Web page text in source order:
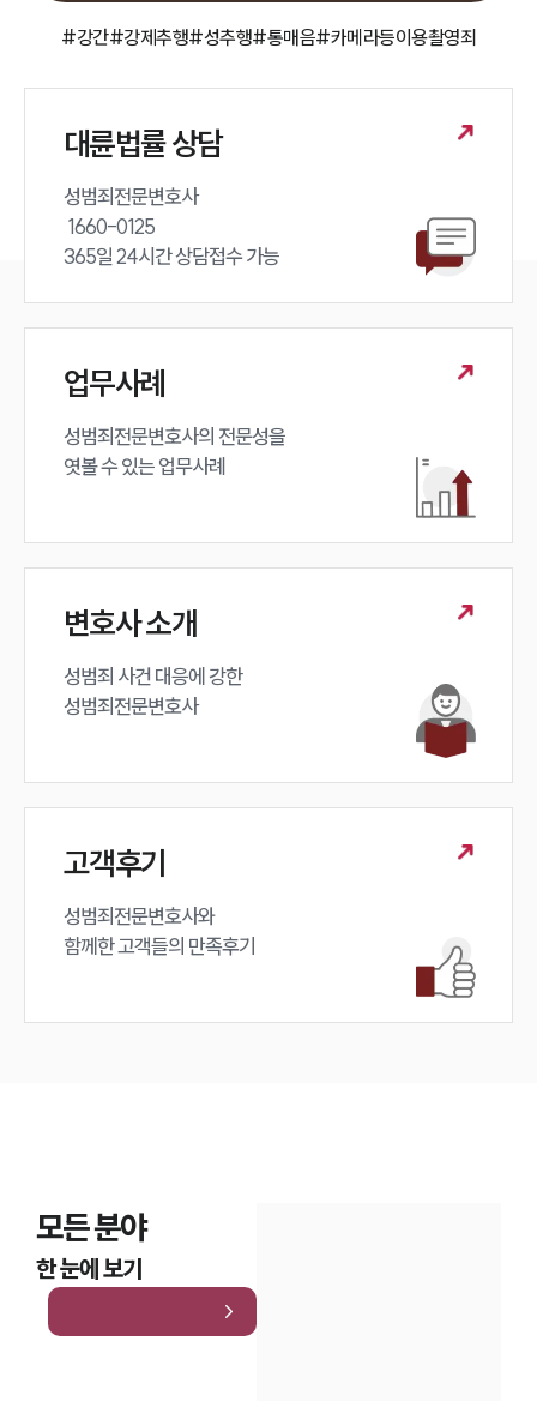
구성원 소개
성범죄전문변호사
공지사항
법률 블로그
법률서식
뉴스레터/브로슈어
대륜법률상담예약
대륜법률상담예약
#강간#강제추행#성추행#통매음#카메라등이용촬영죄
대륜법률 상담
성범죄전문변호사
365일 24시간 상담접수 가능
업무사례
성범죄전문변호사의 전문성을
엿볼 수 있는 업무사례
변호사 소개
성범죄 사건 대응에 강한
성범죄전문변호사
고객후기
성범죄전문변호사와
함께한 고객들의 만족후기
모든 분야
한 눈에 보기